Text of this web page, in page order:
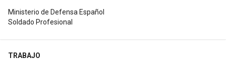
Ministerio de Defensa Español
Soldado Profesional
TRABAJO